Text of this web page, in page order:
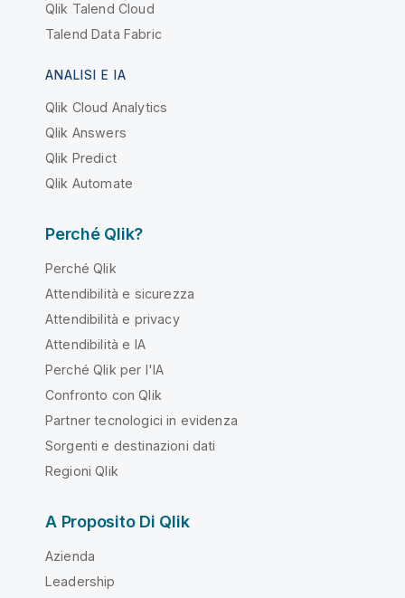
Qlik Talend Cloud
Talend Data Fabric
ANALISI E IA
Qlik Cloud Analytics
Qlik Answers
Qlik Predict
Qlik Automate
Perché Qlik?
Perché Qlik
Attendibilità e sicurezza
Attendibilità e privacy
Attendibilità e IA
Perché Qlik per l'IA
Confronto con Qlik
Partner tecnologici in evidenza
Sorgenti e destinazioni dati
Regioni Qlik
A Proposito Di Qlik
Azienda
Leadership